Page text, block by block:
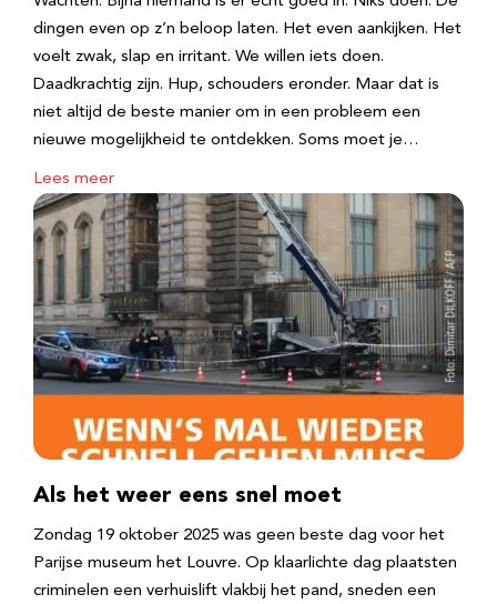
dingen even op z’n beloop laten. Het even aankijken. Het
voelt zwak, slap en irritant. We willen iets doen.
Daadkrachtig zijn. Hup, schouders eronder. Maar dat is
niet altijd de beste manier om in een probleem een
nieuwe mogelijkheid te ontdekken. Soms moet je…
Lees meer
Als het weer eens snel moet
Zondag 19 oktober 2025 was geen beste dag voor het
Parijse museum het Louvre. Op klaarlichte dag plaatsten
criminelen een verhuislift vlakbij het pand, sneden een